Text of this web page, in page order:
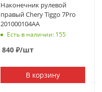
Наконечник рулевой
правый Chery Tiggo 7Pro
201000104AA
Есть в наличии: 155
840 ₽/шт
В корзину